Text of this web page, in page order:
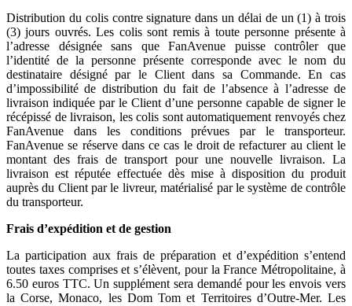
Distribution du colis contre signature dans un délai de un (1) à trois
(3) jours ouvrés. Les colis sont remis à toute personne présente à
l’adresse désignée sans que FanAvenue puisse contrôler que
l’identité de la personne présente corresponde avec le nom du
destinataire désigné par le Client dans sa Commande. En cas
d’impossibilité de distribution du fait de l’absence à l’adresse de
livraison indiquée par le Client d’une personne capable de signer le
récépissé de livraison, les colis sont automatiquement renvoyés chez
FanAvenue dans les conditions prévues par le transporteur.
FanAvenue se réserve dans ce cas le droit de refacturer au client le
montant des frais de transport pour une nouvelle livraison. La
livraison est réputée effectuée dès mise à disposition du produit
auprès du Client par le livreur, matérialisé par le système de contrôle
du transporteur.
Frais d’expédition et de gestion
La participation aux frais de préparation et d’expédition s’entend
toutes taxes comprises et s’élèvent, pour la France Métropolitaine, à
6.50 euros TTC. Un supplément sera demandé pour les envois vers
la Corse, Monaco, les Dom Tom et Territoires d’Outre-Mer. Les